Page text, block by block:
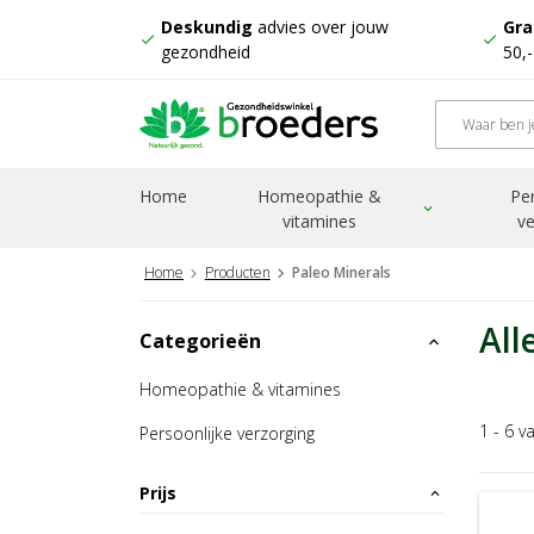
check
Deskundig advies over jouw
gezondheid
check
50,-
Home
Homeopathie &
vitamines
expand_more
Home Producten Paleo Minerals
Categorieën expand_less
Homeopathie & vitamines
Persoonlijke verzorging
Prijs expand_less
1 - 6